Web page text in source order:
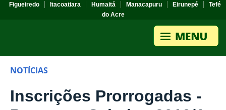
Figueiredo
Itacoatiara Humaitá Manacapuru Eirunepé
Tefé
do Acre
NOTÍCIAS
Inscrições Prorrogadas -